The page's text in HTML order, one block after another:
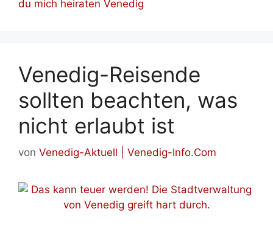
du mich heiraten Venedig
Venedig-Reisende
sollten beachten, was
nicht erlaubt ist
von Venedig-Aktuell | Venedig-Info.Com